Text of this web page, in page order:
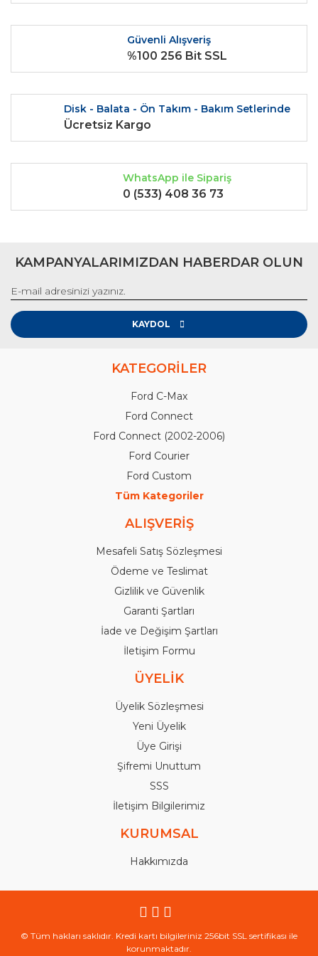
Ürün bilgilerinde hatalar bulunuyor.
Ürün fiyatı diğer sitelerden daha pahalı.
Bu ürüne benzer farklı alternatifler olmalı.
Gönder
Güvenli Alışveriş
%100 256 Bit SSL
Disk - Balata - Ön Takım - Bakım Setlerinde
Ücretsiz Kargo
WhatsApp ile Sipariş
0 (533) 408 36 73
KAMPANYALARIMIZDAN HABERDAR OLUN
KAYDOL
KATEGORİLER
Ford C-Max
Ford Connect
Ford Connect (2002-2006)
Ford Courier
Ford Custom
Tüm Kategoriler
ALIŞVERİŞ
Mesafeli Satış Sözleşmesi
Ödeme ve Teslimat
Gizlilik ve Güvenlik
Garanti Şartları
İade ve Değişim Şartları
İletişim Formu
ÜYELİK
Üyelik Sözleşmesi
Yeni Üyelik
Üye Girişi
Şifremi Unuttum
SSS
İletişim Bilgilerimiz
KURUMSAL
Hakkımızda
© Tüm hakları saklıdır. Kredi kartı bilgileriniz 256bit SSL sertifikası ile
korunmaktadır.